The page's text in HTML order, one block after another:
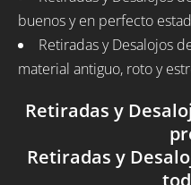
buenos y en perfecto
Retiradas y Desalojos
material antiguo, roto y
Retiradas y
Retiradas y